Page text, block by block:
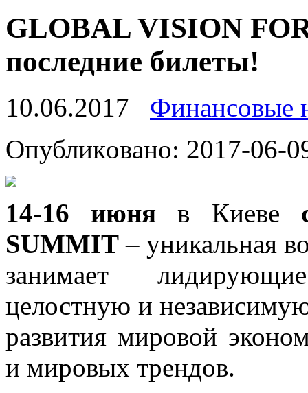
GLOBAL VISION
последние билеты!
10.06.2017
Финансовые
Oпубликoвaнo: 2017-06-
14-16 июня в Киeвe
SUMMIT – уникальная
занимает
целостную и
развития мировой
и мировых трендов.